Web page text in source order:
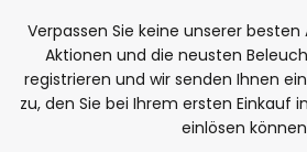
Verpassen Sie keine unserer
Aktionen und die neusten
registrieren und wir senden Ihnen
zu, den Sie bei Ihrem ersten Einkauf
einlösen